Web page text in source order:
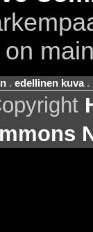
on
. edellinen kuva.